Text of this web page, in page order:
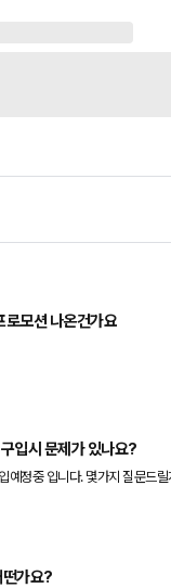
모션 나온건가요
입시 문제가 있나요?
가요?